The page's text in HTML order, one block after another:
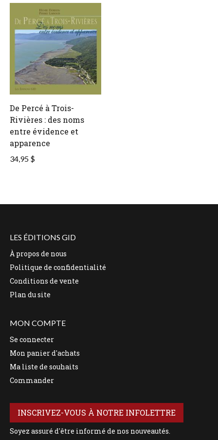
De Percé à Trois-
Rivières : des noms
entre évidence et
apparence
34,95 $
LES ÉDITIONS GID
À propos de nous
Politique de confidentialité
Conditions de vente
Plan du site
MON COMPTE
Se connecter
Mon panier d'achats
Ma liste de souhaits
Commander
INSCRIVEZ-VOUS À NOTRE INFOLETTRE
Soyez assuré d'être informé de nos nouveautés.